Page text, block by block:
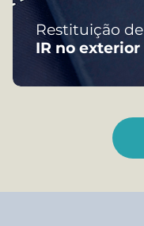
Restituição de
IR no exterior